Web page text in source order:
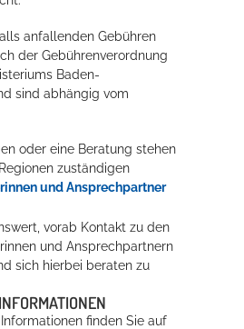
anfallenden Gebühren
der Gebührenverordnung
Baden-
sind abhängig vom
oder eine Beratung stehen
zuständigen
und Ansprechpartner
vorab Kontakt zu den
und Ansprechpartnern
sich hierbei beraten zu
finden Sie auf